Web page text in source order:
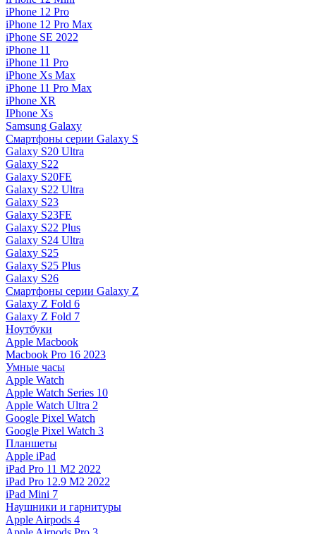
iPhone 12 Pro
iPhone 12 Pro Max
iPhone SE 2022
iPhone 11
iPhone 11 Pro
iPhone Xs Max
iPhone 11 Pro Max
iPhone XR
IPhone Xs
Samsung Galaxy
Смартфоны серии Galaxy S
Galaxy S20 Ultra
Galaxy S22
Galaxy S20FE
Galaxy S22 Ultra
Galaxy S23
Galaxy S23FE
Galaxy S22 Plus
Galaxy S24 Ultra
Galaxy S25
Galaxy S25 Plus
Galaxy S26
Смартфоны серии Galaxy Z
Galaxy Z Fold 6
Galaxy Z Fold 7
Ноутбуки
Apple Macbook
Macbook Pro 16 2023
Умные часы
Apple Watch
Apple Watch Series 10
Apple Watch Ultra 2
Google Pixel Watch
Google Pixel Watch 3
Планшеты
Apple iPad
iPad Pro 11 M2 2022
iPad Pro 12.9 M2 2022
iPad Mini 7
Наушники и гарнитуры
Apple Airpods 4